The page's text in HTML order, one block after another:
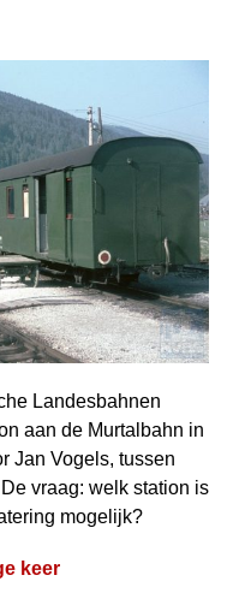
Landesbahnen
aan de Murtalbahn in
Jan Vogels, tussen
vraag: welk station is
mogelijk?
keer